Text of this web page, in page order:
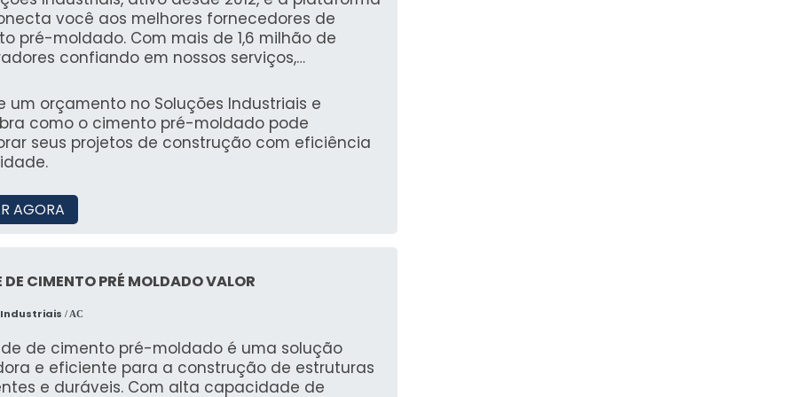
altamente avançada; Equipamentos de
DE QUALIDADE COMPROVADA
Refrigeração existe o que há de melhor em
de aparelho de refrigeração. Líder em
para transporte frigorífico e
de equipamento de refrigeração. É
por ser uma empresa comprometida com
e uma empresa responsável,
de alta qualidade onde são realizadas as
e estrutura suficiente para atender todas
eficientes, fecha todo o ciclo de
com excelência para toda a carteira de
você aos melhores fornecedores de
pré-moldado. Com mais de 1,6 milhão de
confiando em nossos serviços,
às suas necessidades industriais.
um orçamento no Soluções Industriais e
como o cimento pré-moldado pode
seus projetos de construção com eficiência
AGORA
DE CIMENTO PRÉ MOLDADO VALOR
Industriais / AC
de cimento pré-moldado é uma solução
e eficiente para a construção de estruturas
e duráveis. Com alta capacidade de